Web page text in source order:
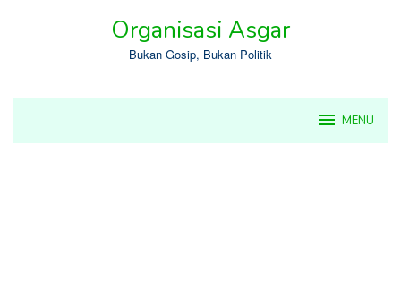
Organisasi Asgar
Bukan Gosip, Bukan Politik
MENU